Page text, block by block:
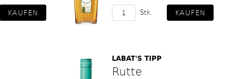
Stk.
LABAT'S TIPP
Rutte